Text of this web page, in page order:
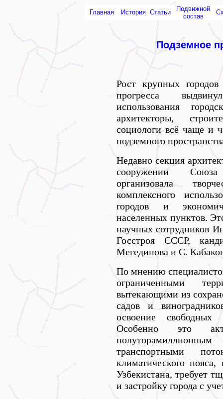
Главная История Статьи
Подвижной
состав
Подземное
Рост крупных городов
прогресса
использования
архитекторы,
социологи всё чаще и
подземного
Недавно секция
сооружении Союза
организовала
комплексного
городов и
населенных пунктов.
научных сотрудников
Госстроя СССР,
Мегединова и С.
По мнению
ограниченными
вытекающими из
садов и
освоение
Особенно это
транспортными
климатического пояса,
Узбекистана, требует
и застройку города с